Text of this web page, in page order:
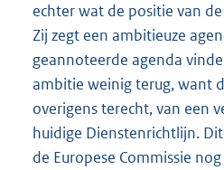
echter wat de positie van
Zij zegt een ambitieuze
geannoteerde agenda
ambitie weinig terug, want
overigens terecht, van een
huidige Dienstenrichtlijn.
de Europese Commissie